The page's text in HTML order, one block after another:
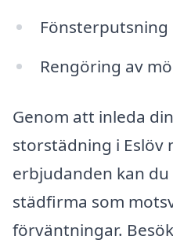
Fönsterputsning
Rengöring av
Genom att inleda
storstädning i Eslöv
erbjudanden kan
städfirma som
förväntningar.